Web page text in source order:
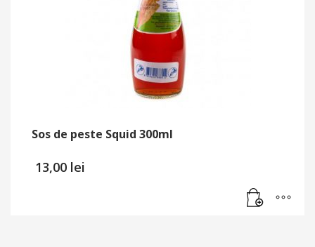
Sos de peste Squid 300ml
13,00 lei